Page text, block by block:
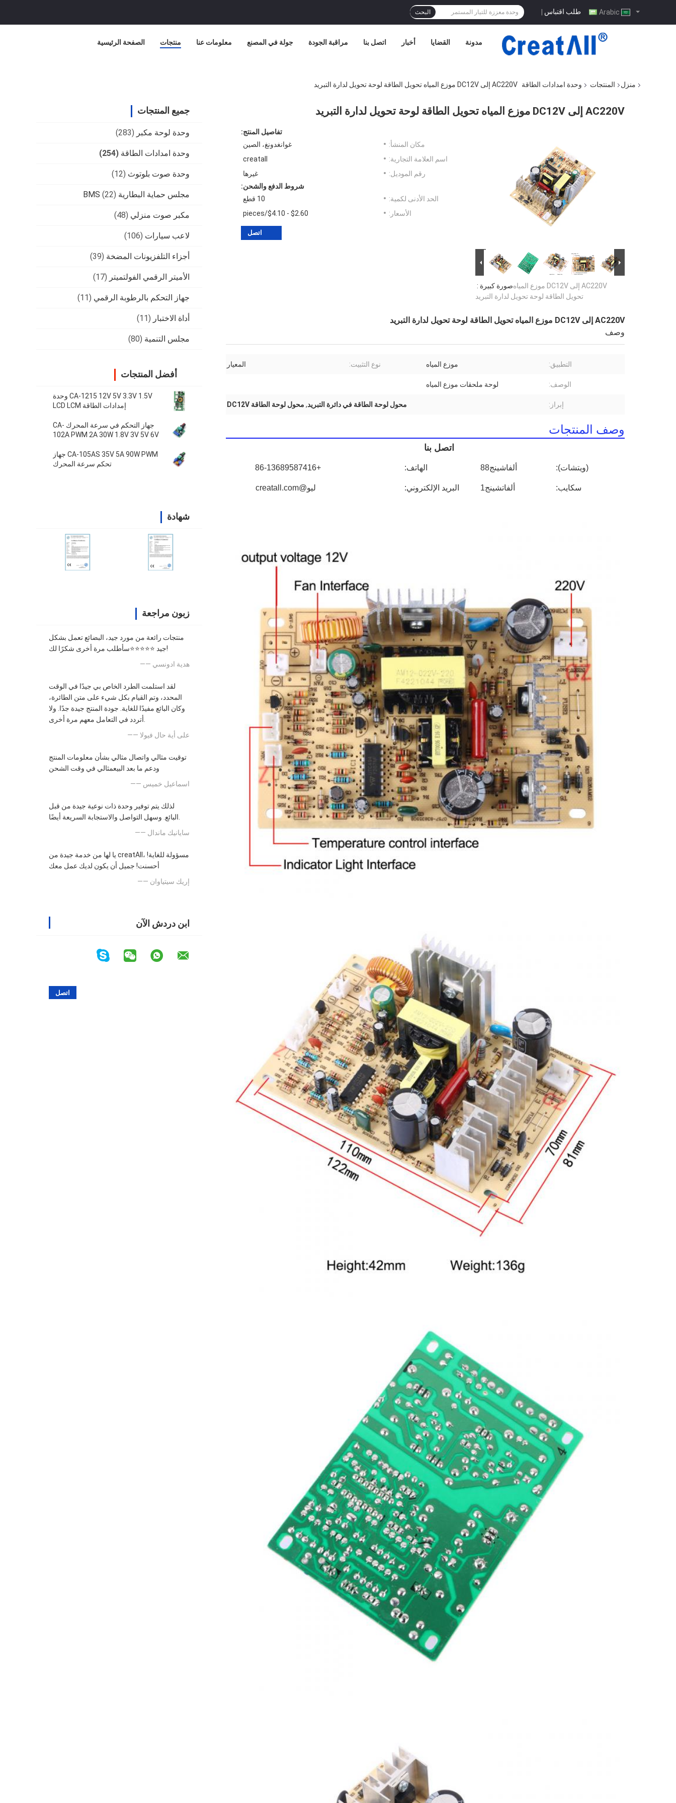
طلب اقتباس | البحث
الصفحة الرئيسية منتجات معلومات عنا جولة في المصنع مراقبة الجودة اتصل بنا أخبار القضايا مدونة
منزل المنتجات وحدة امدادات الطاقة AC220V إلى DC12V موزع المياه تحويل الطاقة لوحة تحويل لدارة التبريد
جميع المنتجات
وحدة لوحة مكبر (283)
وحدة امدادات الطاقة (254)
وحدة صوت بلوتوث (12)
مجلس حماية البطارية BMS (22)
مكبر صوت منزلي (48)
لاعب سيارات (106)
أجزاء التلفزيونات المضخة (39)
الأميتر الرقمي الفولتميتر (17)
جهاز التحكم بالرطوبة الرقمي (11)
أداة الاختبار (11)
مجلس التنمية (80)
أفضل المنتجات
CA-1215 12V 5V 3.3V 1.5V وحدة
إمدادات الطاقة LCD LCM
جهاز التحكم في سرعة المحرك CA-
102A PWM 2A 30W 1.8V 3V 5V 6V
CA-105AS 35V 5A 90W PWM جهاز
تحكم سرعة المحرك
شهادة
زبون مراجعة
منتجات رائعة من مورد جيد، البضائع تعمل بشكل
جيد ⭐⭐⭐⭐⭐سأطلب مرة أخرى شكرًا لك!
—— هدية ادونسي
لقد استلمت الطرد الخاص بي جيدًا في الوقت
المحدد، وتم القيام بكل شيء على متن الطائرة،
وكان البائع مفيدًا للغاية. جودة المنتج جيدة جدًا. ولا
أتردد في التعامل معهم مرة أخرى.
—— على أية حال فيولا
توقيت مثالي واتصال مثالي بشأن معلومات المنتج
ودعم ما بعد البيعمثالي في وقت الشحن
—— اسماعيل خميس
لذلك يتم توفير وحدة ذات نوعية جيدة من قبل
البائع. وسهل التواصل والاستجابة السريعة أيضًا.
—— سايانيك ماندال
يا لها من خدمة جيدة من creatAll، مسؤولة للغاية!
أحسنت! جميل أن يكون لديك عمل معك
—— إريك سيتياوان
ابن دردش الآن
AC220V إلى DC12V موزع المياه تحويل الطاقة لوحة تحويل لدارة التبريد
صورة كبيرة :AC220V إلى DC12V موزع المياه
تحويل الطاقة لوحة تحويل لدارة التبريد
تفاصيل المنتج:
مكان المنشأ:
غوانغدونغ، الصين
اسم العلامة التجارية:
creatall
رقم الموديل:
غيرها
شروط الدفع والشحن:
الحد الأدنى لكمية:
10 قطع
الأسعار:
$2.60 - $4.10/pieces
اتصل
AC220V إلى DC12V موزع المياه تحويل الطاقة لوحة تحويل لدارة التبريد
وصف
التطبيق: موزع المياه نوع التثبيت: المعيار
الوصف: لوحة ملحقات موزع المياه
إبراز: محول لوحة الطاقة في دائرة التبريد, محول لوحة الطاقة DC12V
وصف المنتجات
اتصل بنا
(ويتشات): ألفاشينج88 الهاتف: +86-13689587416
سكايب: ألفاتشينج1 البريد الإلكتروني: ليو@creatall.com